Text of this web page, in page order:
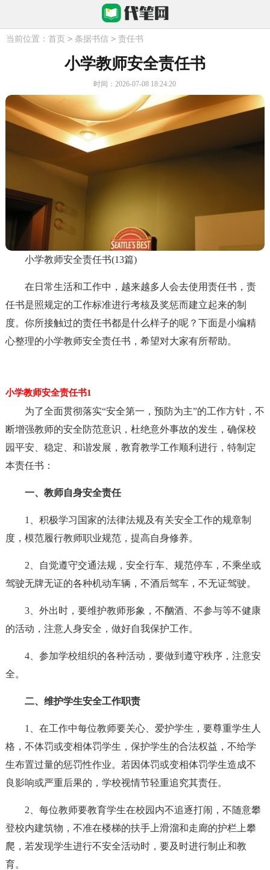
当前位置： 首页 > 条据书信 > 责任书
小学教师安全责任书
时间：2026-07-08 18:24:20
小学教师安全责任书(13篇)
在日常生活和工作中，越来越多人会去使用责任书，责
任书是照规定的工作标准进行考核及奖惩而建立起来的制
度。你所接触过的责任书都是什么样子的呢？下面是小编精
心整理的小学教师安全责任书，希望对大家有所帮助。
小学教师安全责任书1
为了全面贯彻落实“安全第一，预防为主”的工作方针，不
断增强教师的安全防范意识，杜绝意外事故的发生，确保校
园平安、稳定、和谐发展，教育教学工作顺利进行，特制定
本责任书：
一、教师自身安全责任
1、积极学习国家的法律法规及有关安全工作的规章制
度，模范履行教师职业规范，提高自身修养。
2、自觉遵守交通法规，安全行车、规范停车，不乘坐或
驾驶无牌无证的各种机动车辆，不酒后驾车，不无证驾驶。
3、外出时，要维护教师形象，不酗酒、不参与等不健康
的活动，注意人身安全，做好自我保护工作。
4、参加学校组织的各种活动，要做到遵守秩序，注意安
全。
二、维护学生安全工作职责
1、在工作中每位教师要关心、爱护学生，要尊重学生人
格，不体罚或变相体罚学生，保护学生的合法权益，不给学
生布置过量的惩罚性作业。若因体罚或变相体罚学生造成不
良影响或严重后果的，学校视情节轻重追究其责任。
2、每位教师要教育学生在校园内不追逐打闹，不随意攀
登校内建筑物，不准在楼梯的扶手上滑溜和走廊的护栏上攀
爬，若发现学生进行不安全活动时，要及时进行制止和教
育。